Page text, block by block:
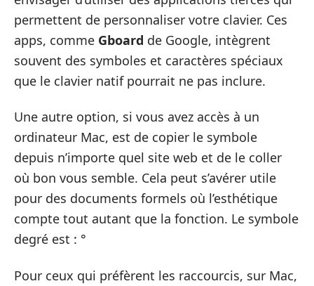
permettent de personnaliser votre clavier. Ces
apps, comme Gboard de Google, intègrent
souvent des symboles et caractères spéciaux
que le clavier natif pourrait ne pas inclure.
Une autre option, si vous avez accès à un
ordinateur Mac, est de copier le symbole
depuis n’importe quel site web et de le coller
où bon vous semble. Cela peut s’avérer utile
pour des documents formels où l’esthétique
compte tout autant que la fonction. Le symbole
degré est : °
Pour ceux qui préfèrent les raccourcis, sur Mac,